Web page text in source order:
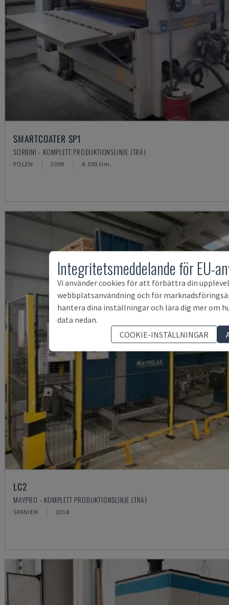
SMARTCOATER SP1
SORBINI - KOMPLETT PRODUKTIONSLINJE (TRÄ)
POLEN 2009 8.500 tim.
LC2
MAYPRO - KOMPLETT PRODUKTIONSLINJE (TRÄ)
SPANIEN 2018
Integritetsmeddelande för EU-
Vi använder cookies för att förbättra din
webbplatsanvändning och för
hantera dina inställningar och lära dig mer om
data nedan.
COOKIE-INSTÄLLNINGAR